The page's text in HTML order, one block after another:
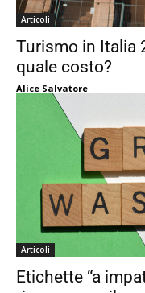
Articoli
Turismo in Italia
quale costo?
Alice Salvatore
Articoli
Etichette “a